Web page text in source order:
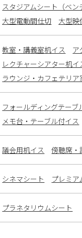
スタジアムシート（ベン
大型電動間仕切
大型映
教室・講義室机イス ア
レクチャーシアター机イ
ラウンジ・カフェテリア
フォールディングテーブ
メモ台・テーブル付イス
議会用机イス 傍聴席・
シネマシート プレミア
プラネタリウムシート